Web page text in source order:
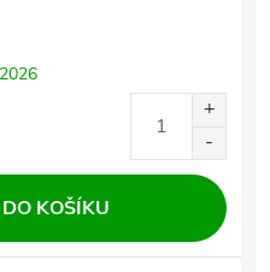
KOŠÍKU